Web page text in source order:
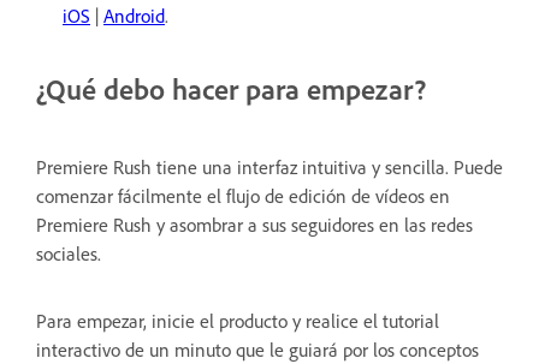
iOS | Android.
¿Qué debo hacer para empezar?
Premiere Rush tiene una interfaz intuitiva y sencilla. Puede
comenzar fácilmente el flujo de edición de vídeos en
Premiere Rush y asombrar a sus seguidores en las redes
sociales.
Para empezar, inicie el producto y realice el tutorial
interactivo de un minuto que le guiará por los conceptos